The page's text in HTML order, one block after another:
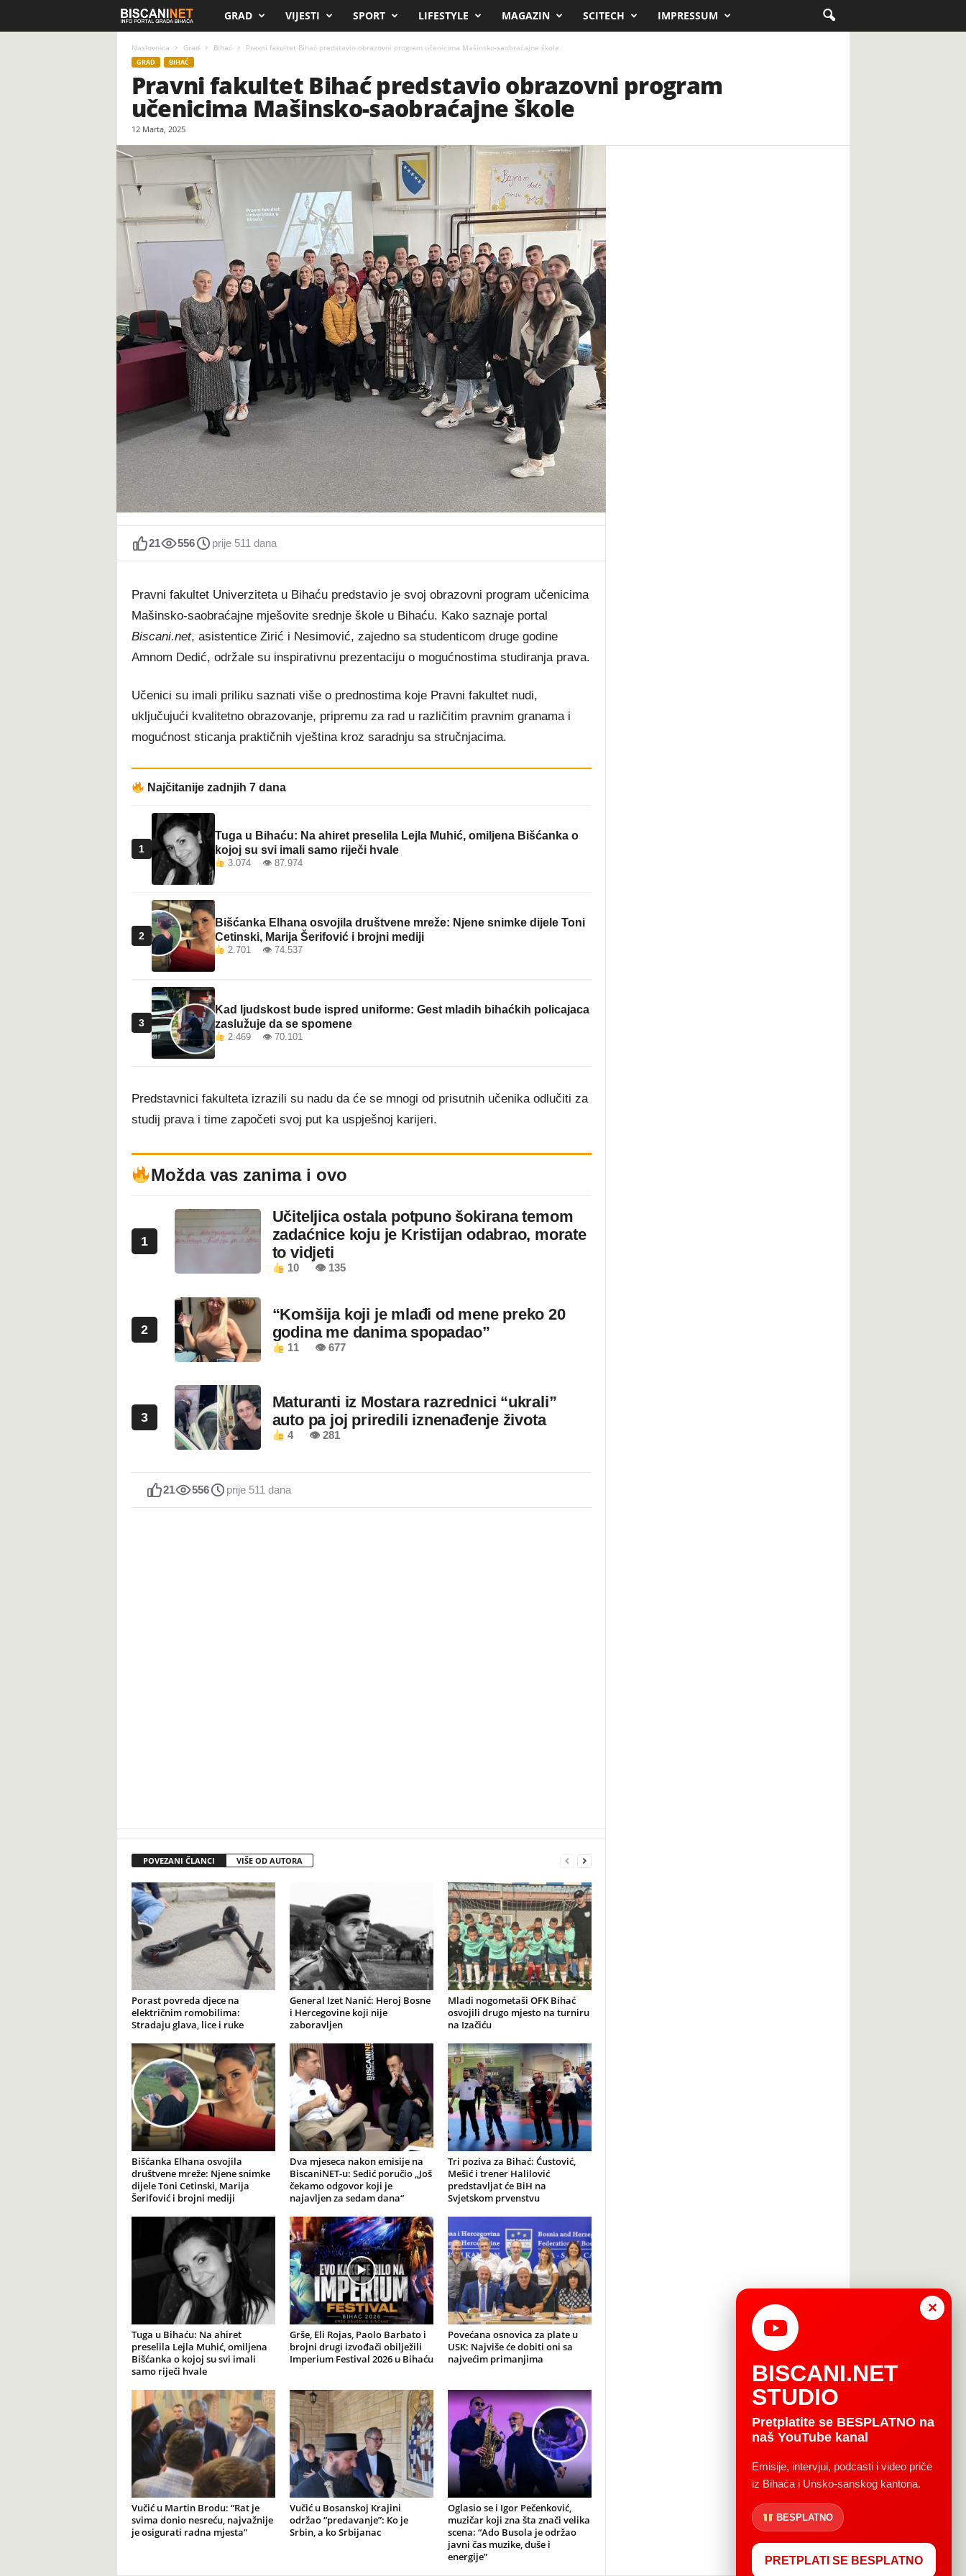
i
s
c
n
e
t
GRAD VIJESTI SPORT LIFESTYLE MAGAZIN SCITECH IMPRESSUM
Naslovnica Grad Bihać Pravni fakultet Bihać predstavio obrazovni program učenicima Mašinsko-saobraćajne škole
GRAD BIHAĆ
Pravni fakultet Bihać predstavio obrazovni program
učenicima Mašinsko-saobraćajne škole
12 Marta, 2025
21 556 prije 511 dana
Pravni fakultet Univerziteta u Bihaću predstavio je svoj obrazovni program učenicima
Mašinsko-saobraćajne mješovite srednje škole u Bihaću. Kako saznaje portal
Biscani.net, asistentice Zirić i Nesimović, zajedno sa studenticom druge godine
Amnom Dedić, održale su inspirativnu prezentaciju o mogućnostima studiranja prava.
Učenici su imali priliku saznati više o prednostima koje Pravni fakultet nudi,
uključujući kvalitetno obrazovanje, pripremu za rad u različitim pravnim granama i
mogućnost sticanja praktičnih vještina kroz saradnju sa stručnjacima.
Najčitanije zadnjih 7 dana
1
Tuga u Bihaću: Na ahiret preselila Lejla Muhić, omiljena Bišćanka o
kojoj su svi imali samo riječi hvale
3.074 👁 87.974
2
Bišćanka Elhana osvojila društvene mreže: Njene snimke dijele Toni
Cetinski, Marija Šerifović i brojni mediji
2.701 👁 74.537
3
Kad ljudskost bude ispred uniforme: Gest mladih bihaćkih policajaca
zaslužuje da se spomene
2.469 👁 70.101
Predstavnici fakulteta izrazili su nadu da će se mnogi od prisutnih učenika odlučiti za
studij prava i time započeti svoj put ka uspješnoj karijeri.
Možda vas zanima i ovo
1
Učiteljica ostala potpuno šokirana temom
zadaćnice koju je Kristijan odabrao, morate
to vidjeti
10 👁 135
2
“Komšija koji je mlađi od mene preko 20
godina me danima spopadao”
11 👁 677
3
Maturanti iz Mostara razrednici “ukrali”
auto pa joj priredili iznenađenje života
4 👁 281
21 556 prije 511 dana
POVEZANI ČLANCI VIŠE OD AUTORA
Porast povreda djece na
električnim romobilima:
Stradaju glava, lice i ruke
General Izet Nanić: Heroj Bosne
i Hercegovine koji nije
zaboravljen
Mladi nogometaši OFK Bihać
osvojili drugo mjesto na turniru
na Izačiću
Bišćanka Elhana osvojila
društvene mreže: Njene snimke
dijele Toni Cetinski, Marija
Šerifović i brojni mediji
Dva mjeseca nakon emisije na
BiscaniNET-u: Sedić poručio „Još
čekamo odgovor koji je
najavljen za sedam dana“
Tri poziva za Bihać: Ćustović,
Mešić i trener Halilović
predstavljat će BiH na
Svjetskom prvenstvu
Tuga u Bihaću: Na ahiret
preselila Lejla Muhić, omiljena
Bišćanka o kojoj su svi imali
samo riječi hvale
Grše, Eli Rojas, Paolo Barbato i
brojni drugi izvođači obilježili
Imperium Festival 2026 u Bihaću
Povećana osnovica za plate u
USK: Najviše će dobiti oni sa
najvećim primanjima
Vučić u Martin Brodu: “Rat je
svima donio nesreću, najvažnije
je osigurati radna mjesta”
Vučić u Bosanskoj Krajini
održao “predavanje”: Ko je
Srbin, a ko Srbijanac
Oglasio se i Igor Pečenković,
muzičar koji zna šta znači velika
scena: “Ado Busola je održao
javni čas muzike, duše i
energije”
×
BISCANI.NET
STUDIO
Pretplatite se BESPLATNO na
naš YouTube kanal
Emisije, intervjui, podcasti i video priče
iz Bihaća i Unsko-sanskog kantona.
BESPLATNO
PRETPLATI SE BESPLATNO